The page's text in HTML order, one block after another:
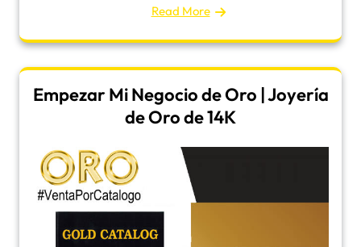
Read More
Empezar Mi Negocio de Oro | Joyería
de Oro de 14K